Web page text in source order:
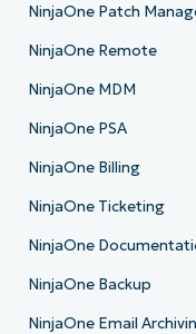
NinjaOne Patch
NinjaOne Remote
NinjaOne MDM
NinjaOne PSA
NinjaOne Billing
NinjaOne Ticketing
NinjaOne
NinjaOne Backup
NinjaOne Email